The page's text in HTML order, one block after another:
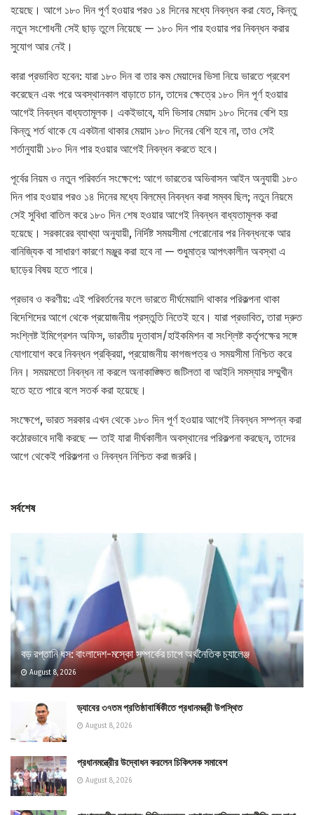
হয়েছে। আগে ১৮০ দিন পূর্ণ হওয়ার পরও ১৪ দিনের মধ্যে নিবন্ধন করা যেত, কিন্তু
নতুন সংশোধনী সেই ছাড় তুলে নিয়েছে — ১৮০ দিন পার হওয়ার পর নিবন্ধন করার
সুযোগ আর নেই।
কারা প্রভাবিত হবেন: যারা ১৮০ দিন বা তার কম মেয়াদের ভিসা নিয়ে ভারতে প্রবেশ
করেছেন এবং পরে অবস্থানকাল বাড়াতে চান, তাদের ক্ষেত্রে ১৮০ দিন পূর্ণ হওয়ার
আগেই নিবন্ধন বাধ্যতামূলক। একইভাবে, যদি ভিসার মেয়াদ ১৮০ দিনের বেশি হয়
কিন্তু শর্ত থাকে যে একটানা থাকার মেয়াদ ১৮০ দিনের বেশি হবে না, তাও সেই
শর্তানুযায়ী ১৮০ দিন পার হওয়ার আগেই নিবন্ধন করতে হবে।
পূর্বের নিয়ম ও নতুন পরিবর্তন সংক্ষেপে: আগে ভারতের অভিবাসন আইন অনুযায়ী ১৮০
দিন পার হওয়ার পরও ১৪ দিনের মধ্যে বিলম্বে নিবন্ধন করা সম্বব ছিল; নতুন নিয়মে
সেই সুবিধা বাতিল করে ১৮০ দিন শেষ হওয়ার আগেই নিবন্ধন বাধ্যতামূলক করা
হয়েছে। সরকারের ব্যাখ্যা অনুযায়ী, নির্দিষ্ট সময়সীমা পেরোনোর পর নিবন্ধনকে আর
বানিজ্যিক বা সাধারণ কারণে মঞ্জুর করা হবে না — শুধুমাত্র আপৎকালীন অবস্থা এ
ছাড়ের বিষয় হতে পারে।
প্রভাব ও করণীয়: এই পরিবর্তনের ফলে ভারতে দীর্ঘমেয়াদি থাকার পরিকল্পনা থাকা
বিদেশিদের আগে থেকে প্রয়োজনীয় প্রস্তুতি নিতেই হবে। যারা প্রভাবিত, তারা দ্রুত
সংশ্লিষ্ট ইমিগ্রেশন অফিস, ভারতীয় দূতাবাস/হাইকমিশন বা সংশ্লিষ্ট কর্তৃপক্ষের সঙ্গে
যোগাযোগ করে নিবন্ধন প্রক্রিয়া, প্রয়োজনীয় কাগজপত্র ও সময়সীমা নিশ্চিত করে
নিন। সময়মতো নিবন্ধন না করলে অনাকাঙ্ক্ষিত জটিলতা বা আইনি সমস্যার সম্মুখীন
হতে হতে পারে বলে সতর্ক করা হয়েছে।
সংক্ষেপে, ভারত সরকার এখন থেকে ১৮০ দিন পূর্ণ হওয়ার আগেই নিবন্ধন সম্পন্ন করা
কঠোরভাবে দাবী করছে — তাই যারা দীর্ঘকালীন অবস্থানের পরিকল্পনা করছেন, তাদের
আগে থেকেই পরিকল্পনা ও নিবন্ধন নিশ্চিত করা জরুরি।
সর্বশেষ
বড় রপ্তানি ধস: বাংলাদেশ-মস্কো সম্পর্কের চাপে অর্থনৈতিক চ্যালেঞ্জ
August 8, 2026
ড্যাবের ৩৭তম প্রতিষ্ঠাবার্ষিকীতে প্রধানমন্ত্রী উপস্থিত
August 8, 2026
প্রধানমন্ত্রীের উদ্বোধন করলেন চিকিৎসক সমাবেশ
August 8, 2026